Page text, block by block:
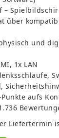
–
über
und
1x LAN
aufs
Liefertermin